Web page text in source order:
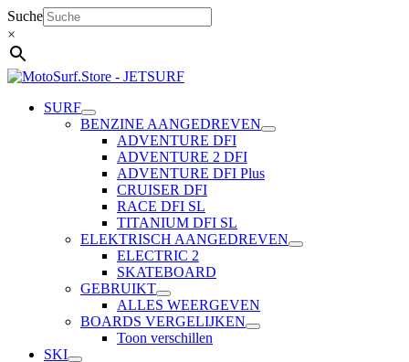
Ga
naar
de
inhoud
Suche
×
SURF
BENZINE AANGEDREVEN
ADVENTURE DFI
ADVENTURE 2 DFI
ADVENTURE DFI Plus
CRUISER DFI
RACE DFI SL
TITANIUM DFI SL
ELEKTRISCH AANGEDREVEN
ELECTRIC 2
SKATEBOARD
GEBRUIKT
ALLES WEERGEVEN
BOARDS VERGELIJKEN
Toon verschillen
SKI